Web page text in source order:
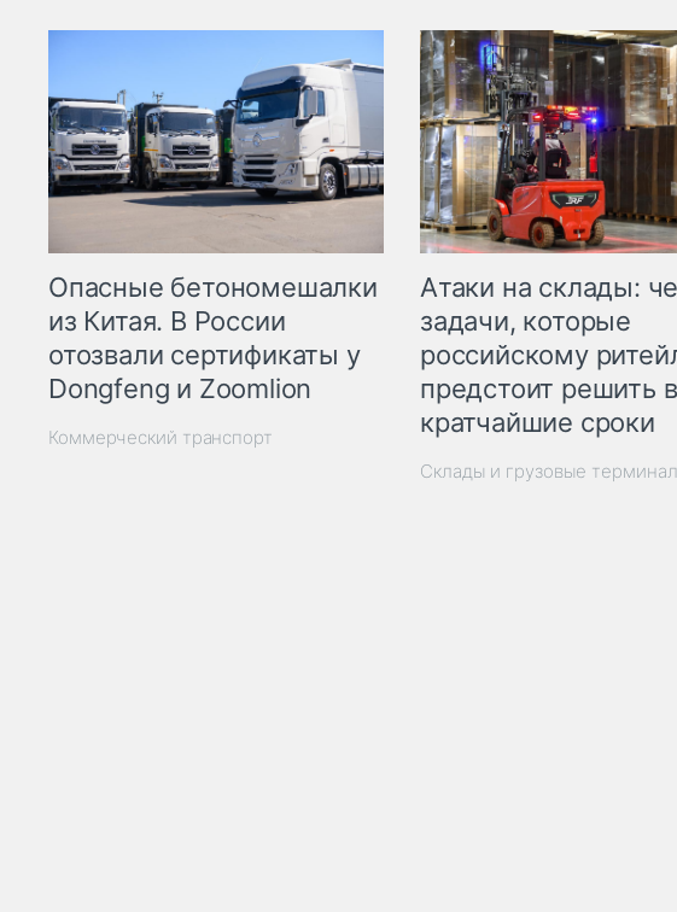
Опасные бетономешалки
из Китая. В России
отозвали сертификаты у
Dongfeng и Zoomlion
Коммерческий транспорт
Атаки на склады:
задачи, которые
российскому
предстоит решить в
кратчайшие сроки
Склады и грузовые